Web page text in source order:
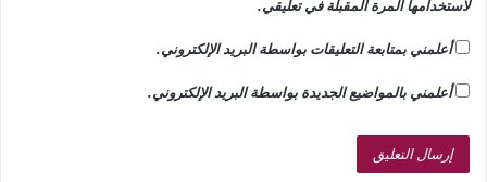
لاستخدامها المرة المقبلة في تعليقي.
أعلمني بمتابعة التعليقات بواسطة البريد الإلكتروني.
أعلمني بالمواضيع الجديدة بواسطة البريد الإلكتروني.